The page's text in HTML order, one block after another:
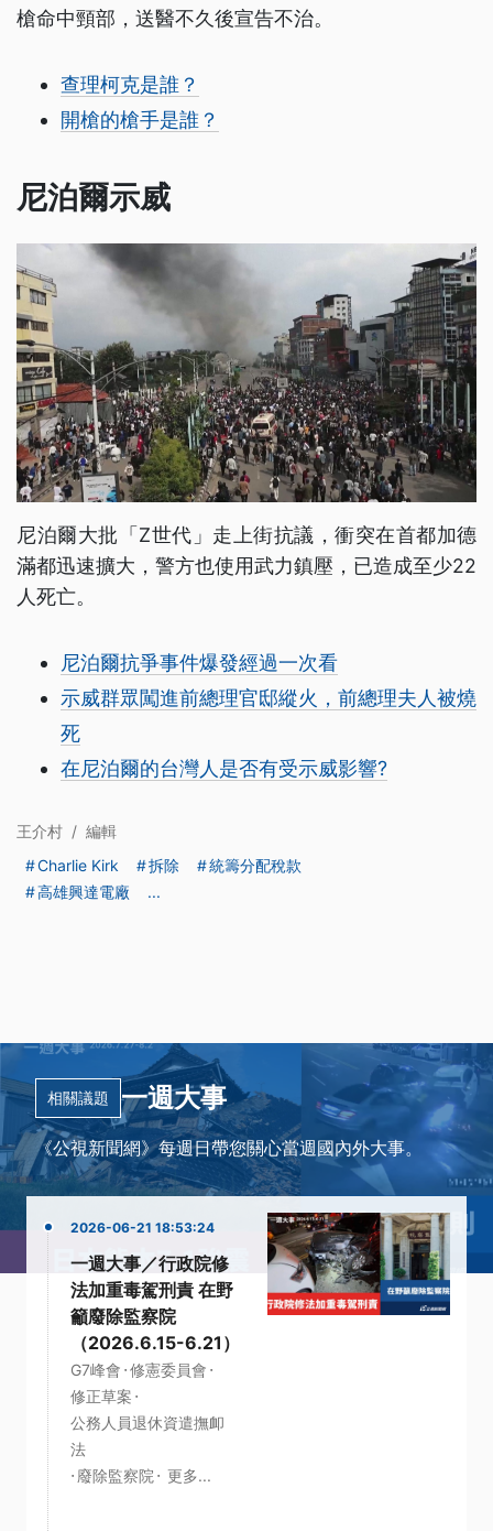
槍命中頸部，送醫不久後宣告不治。
查理柯克是誰？
開槍的槍手是誰？
尼泊爾示威
尼泊爾大批「Z世代」走上街抗議，衝突在首都加德
滿都迅速擴大，警方也使用武力鎮壓，已造成至少22
人死亡。
尼泊爾抗爭事件爆發經過一次看
示威群眾闖進前總理官邸縱火，前總理夫人被燒
死
在尼泊爾的台灣人是否有受示威影響?
王介村 / 編輯
Charlie Kirk
拆除
統籌分配稅款
高雄興達電廠
...
相關議題 一週大事
《公視新聞網》每週日帶您關心當週國內外大事。
2026-06-21 18:53:24
一週大事／行政院修
法加重毒駕刑責 在野
籲廢除監察院
（2026.6.15-6.21）
G7峰會 ·修憲委員會 ·
修正草案 ·
公務人員退休資遣撫卹
法
· 廢除監察院 · 更多...